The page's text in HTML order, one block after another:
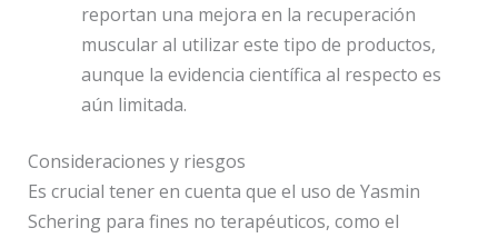
reportan una mejora en la recuperación
muscular al utilizar este tipo de productos,
aunque la evidencia científica al respecto es
aún limitada.
Consideraciones y riesgos
Es crucial tener en cuenta que el uso de Yasmin
Schering para fines no terapéuticos, como el